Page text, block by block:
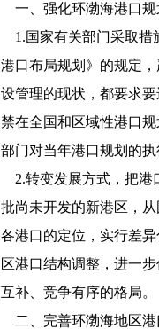
一、强化环渤海港口规
1.国家有关部门采取措
港口布局规划》的规定
设管理的现状，都要求
禁在全国和区域性港口
部门对当年港口规划的执
2.转变发展方式，把港
批尚未开发的新港区，
各港口的定位，实行差
区港口结构调整，进一
互补、竞争有序的格局。
二、完善环渤海地区港